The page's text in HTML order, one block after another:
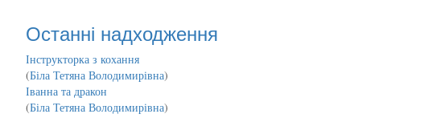
Останні надходження
Інструкторка з кохання
(Біла Тетяна Володимирівна)
Іванна та дракон
(Біла Тетяна Володимирівна)